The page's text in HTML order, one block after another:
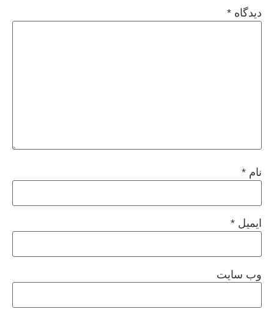
دیدگاه *
نام *
ایمیل *
وب‌ سایت